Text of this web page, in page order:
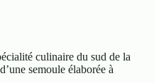
culinaire du sud de la
semoule élaborée à